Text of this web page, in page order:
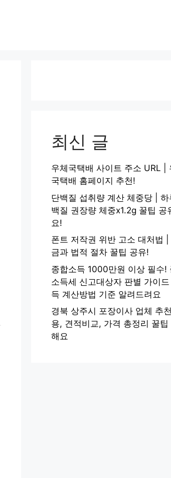
최신 글
우체국택배 사이트 주소 URL |
국택배 홈페이지 추천!
단백질 섭취량 계산 체중당 | 하
백질 권장량 체중x1.2g 꿀팁 공
요!
폰트 저작권 위반 고소 대처법 |
금과 법적 절차 꿀팁 공유!
종합소득 1000만원 이상 필수!
소득세 신고대상자 판별 가이
득 계산방법 기준 알려드려요
경북 상주시 포장이사 업체 추
용, 견적비교, 가격 총정리 꿀팁
해요